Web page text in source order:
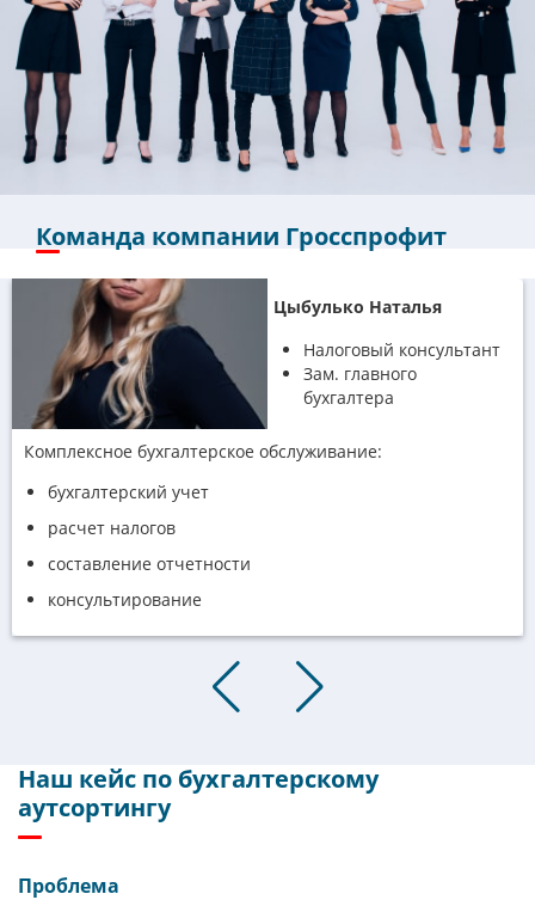
Команда компании Гросспрофит
Цыбулько Наталья
Налоговый консультант
Зам. главного
бухгалтера
Комплексное бухгалтерское обслуживание:
бухгалтерский учет
расчет налогов
составление отчетности
консультирование
Наш кейс по бухгалтерскому
аутсортингу
Проблема